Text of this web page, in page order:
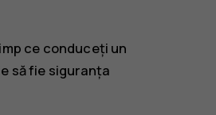
ce conduceți un
să fie siguranța